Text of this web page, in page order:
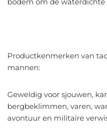
Productkenmerken van
mannen:
Geweldig voor sjouwen,
bergbeklimmen, varen,
avontuur en militaire